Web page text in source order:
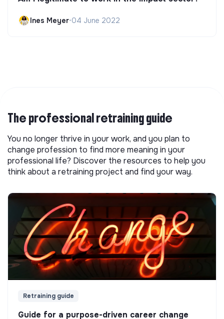
Ines Meyer•04 June 2022
The professional retraining guide
You no longer thrive in your work, and you plan to
change profession to find more meaning in your
professional life? Discover the resources to help you
think about a retraining project and find your way.
Retraining guide
Guide for a purpose-driven career change